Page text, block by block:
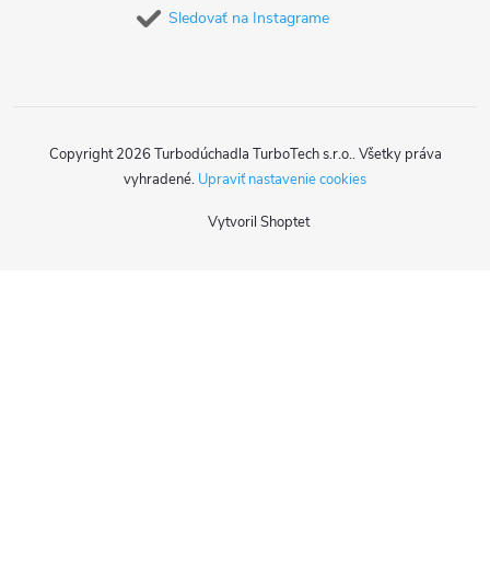
Sledovať na Instagrame
Vytvoril Shoptet
Copyright 2026 Turbodúchadla TurboTech s.r.o.. Všetky práva
vyhradené. Upraviť nastavenie cookies